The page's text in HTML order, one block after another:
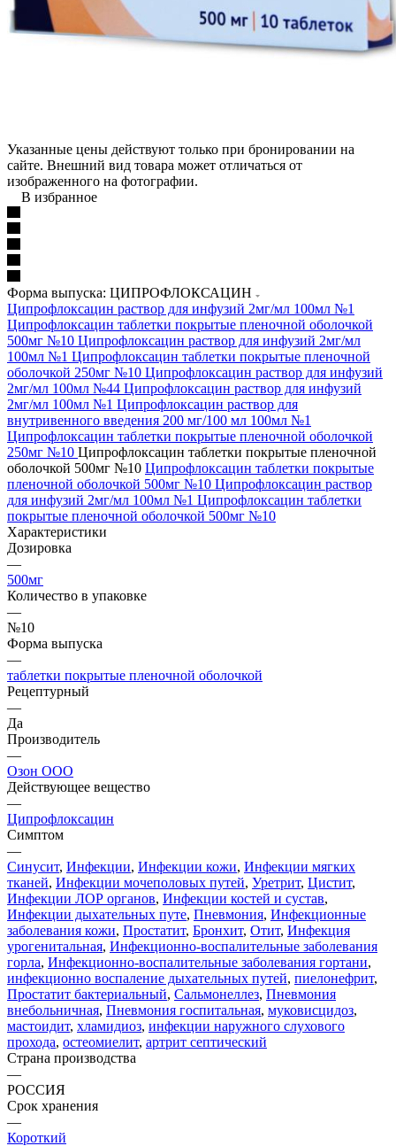
Указанные цены действуют только при бронировании на
сайте. Внешний вид товара может отличаться от
изображенного на фотографии.
В избранное
Форма выпуска: ЦИПРОФЛОКСАЦИН
Ципрофлоксацин раствор для инфузий 2мг/мл 100мл №1
Ципрофлоксацин таблетки покрытые пленочной оболочкой
500мг №10 Ципрофлоксацин раствор для инфузий 2мг/мл
100мл №1 Ципрофлоксацин таблетки покрытые пленочной
оболочкой 250мг №10 Ципрофлоксацин раствор для инфузий
2мг/мл 100мл №44 Ципрофлоксацин раствор для инфузий
2мг/мл 100мл №1 Ципрофлоксацин раствор для
внутривенного введения 200 мг/100 мл 100мл №1
Ципрофлоксацин таблетки покрытые пленочной оболочкой
250мг №10 Ципрофлоксацин таблетки покрытые пленочной
оболочкой 500мг №10 Ципрофлоксацин таблетки покрытые
пленочной оболочкой 500мг №10 Ципрофлоксацин раствор
для инфузий 2мг/мл 100мл №1 Ципрофлоксацин таблетки
покрытые пленочной оболочкой 500мг №10
Характеристики
Дозировка
—
500мг
Количество в упаковке
—
№10
Форма выпуска
—
таблетки покрытые пленочной оболочкой
Рецептурный
—
Да
Производитель
—
Озон ООО
Действующее вещество
—
Ципрофлоксацин
Симптом
—
Синусит, Инфекции, Инфекции кожи, Инфекции мягких
тканей, Инфекции мочеполовых путей, Уретрит, Цистит,
Инфекции ЛОР органов, Инфекции костей и сустав,
Инфекции дыхательных путе, Пневмония, Инфекционные
заболевания кожи, Простатит, Бронхит, Отит, Инфекция
урогенитальная, Инфекционно-воспалительные заболевания
горла, Инфекционно-воспалительные заболевания гортани,
инфекционно воспаление дыхательных путей, пиелонефрит,
Простатит бактериальный, Сальмонеллез, Пневмония
внебольничная, Пневмония госпитальная, муковисцидоз,
мастоидит, хламидиоз, инфекции наружного слухового
прохода, остеомиелит, артрит септический
Страна производства
—
РОССИЯ
Срок хранения
—
Короткий